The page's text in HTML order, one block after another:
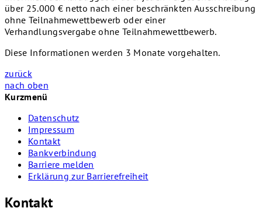
über 25.000 € netto nach einer beschränkten Ausschreibung
ohne Teilnahmewettbewerb oder einer
Verhandlungsvergabe ohne Teilnahmewettbewerb.
Diese Informationen werden 3 Monate vorgehalten.
zurück
nach oben
Kurzmenü
Datenschutz
Impressum
Kontakt
Bankverbindung
Barriere melden
Erklärung zur Barrierefreiheit
Kontakt